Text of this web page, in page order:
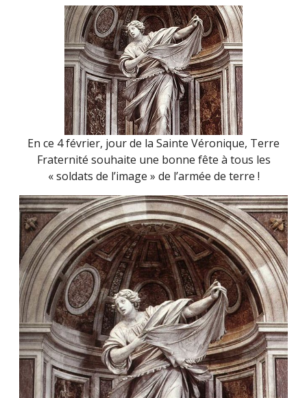
En ce 4 février, jour de la Sainte Véronique, Terre
Fraternité souhaite une bonne fête à tous les
« soldats de l’image » de l’armée de terre !